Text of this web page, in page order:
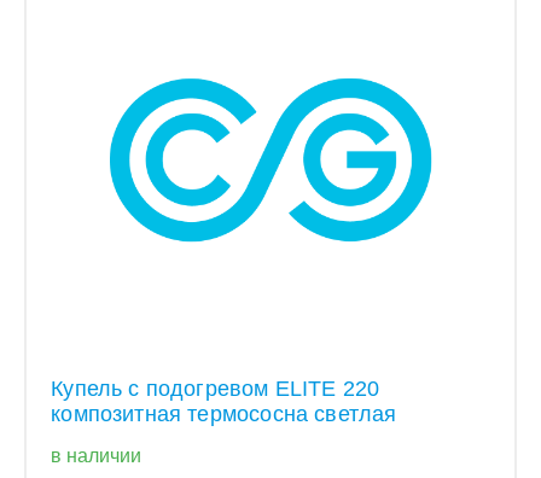
Купель с подогревом ELITE 220
композитная термососна светлая
в наличии